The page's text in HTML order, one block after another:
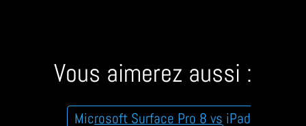
Vous aimerez aussi :
Microsoft Surface Pro 8 vs iPad